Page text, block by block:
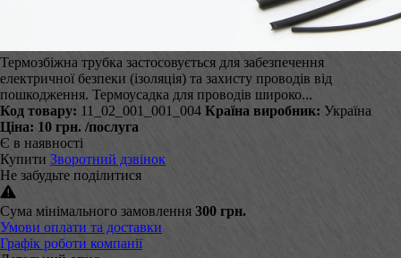
Термозбіжна трубка застосовується для забезпечення
електричної безпеки (ізоляція) та захисту проводів від
пошкодження. Термоусадка для проводів широко...
Код товару: 11_02_001_001_004 Країна виробник: Україна
Ціна: 10 грн. /послуга
Є в наявності
Купити Зворотний дзвінок
Не забудьте поділитися
Сума мінімального замовлення 300 грн.
Умови оплати та доставки
Графік роботи компанії